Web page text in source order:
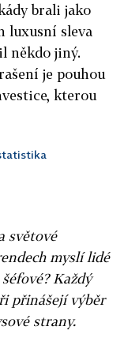
brali jako
luxusní sleva
někdo jiný.
je pouhou
kterou
světové
myslí lidé
Každý
přinášejí výběr
strany.